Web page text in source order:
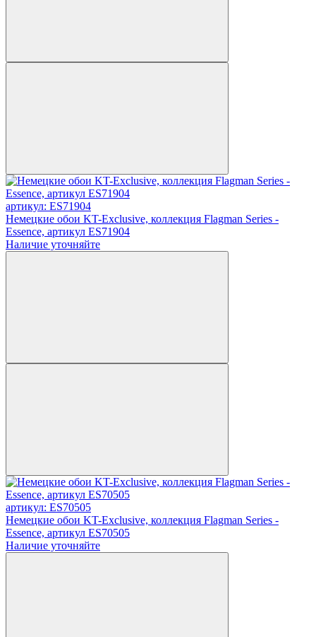
артикул: ES71904
Немецкие обои KT-Exclusive, коллекция Flagman Series -
Essence, артикул ES71904
Наличие уточняйте
артикул: ES70505
Немецкие обои KT-Exclusive, коллекция Flagman Series -
Essence, артикул ES70505
Наличие уточняйте